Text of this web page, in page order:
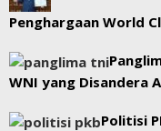
Penghargaan World
WNI yang Disandera
Politisi